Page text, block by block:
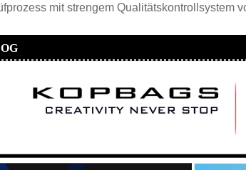
mit strengem Qualitätskontrollsystem